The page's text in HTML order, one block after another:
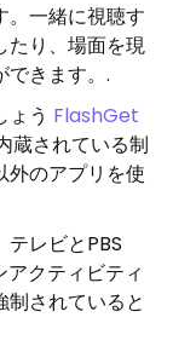
。一緒に視聴す
たり、場面を現
できます。.
ょう FlashGet
蔵されている制
外のアプリを使
レビとPBS
クティビティ
制されていると